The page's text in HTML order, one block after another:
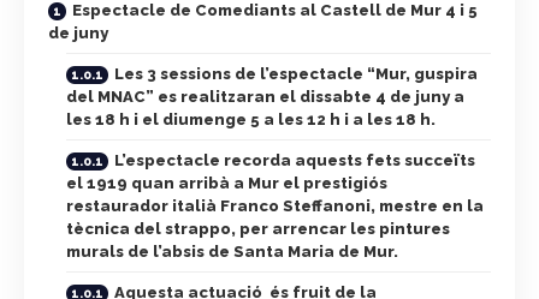
Espectacle de Comediants al Castell de Mur 4 i 5
de juny
Les 3 sessions de l’espectacle “Mur, guspira
del MNAC” es realitzaran el dissabte 4 de juny a
les 18 h i el diumenge 5 a les 12 h i a les 18 h.
L’espectacle recorda aquests fets succeïts
el 1919 quan arribà a Mur el prestigiós
restaurador italià Franco Steffanoni, mestre en la
tècnica del strappo, per arrencar les pintures
murals de l’absis de Santa Maria de Mur.
Aquesta actuació és fruit de la